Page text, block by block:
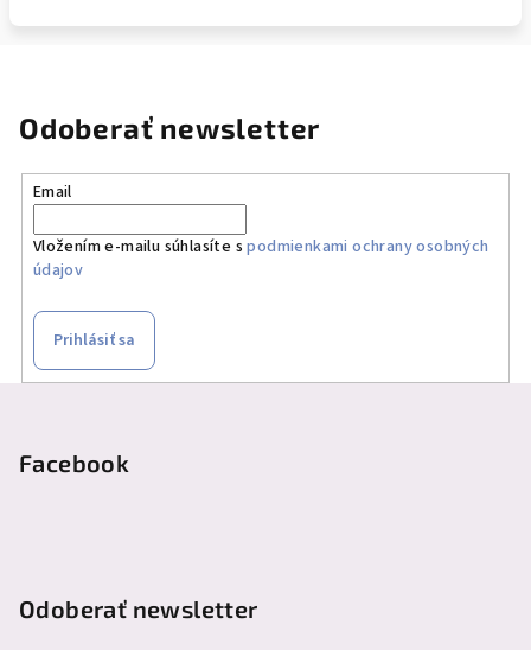
Odoberať newsletter
Email
Vložením e-mailu súhlasíte spodmienkami ochrany osobných
údajov
Prihlásiť sa
Facebook
Odoberať newsletter